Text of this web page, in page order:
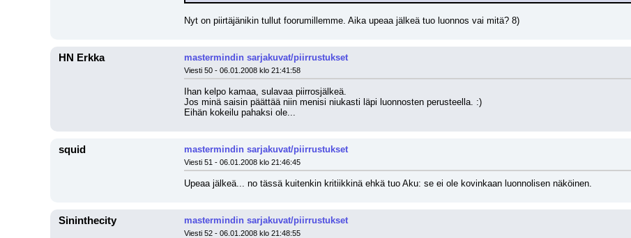
Nyt on piirtäjänikin tullut foorumillemme. Aika upeaa jälkeä tuo luonnos vai mitä? 8)
HN Erkka mastermindin sarjakuvat/piirrustukset
Viesti 50 - 06.01.2008 klo 21:41:58
Ihan kelpo kamaa, sulavaa piirrosjälkeä.
Jos minä saisin päättää niin menisi niukasti läpi luonnosten perusteella. :)
Eihän kokeilu pahaksi ole...
squid mastermindin sarjakuvat/piirrustukset
Viesti 51 - 06.01.2008 klo 21:46:45
Upeaa jälkeä... no tässä kuitenkin kritiikkinä ehkä tuo Aku: se ei ole kovinkaan luonnolisen näköinen.
Sininthecity mastermindin sarjakuvat/piirrustukset
Viesti 52 - 06.01.2008 klo 21:48:55